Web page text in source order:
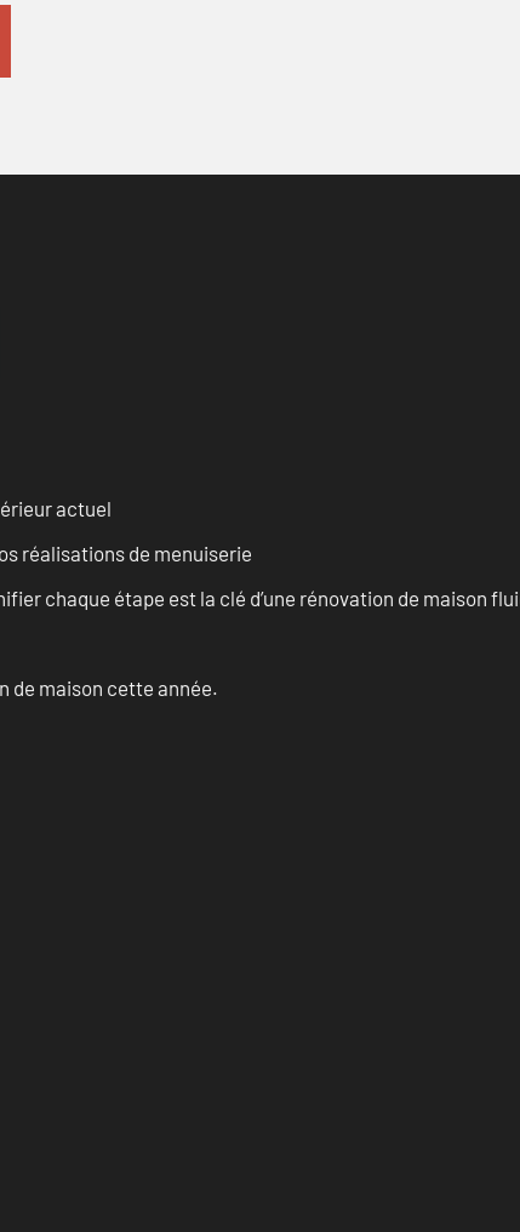
actuel
réalisations de menuiserie
chaque étape est la clé d’une rénovation de maison
de maison cette année.